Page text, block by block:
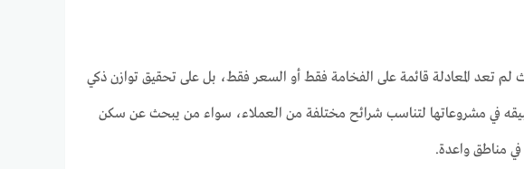
تعد المعادلة قائمة على الفخامة فقط أو السعر فقط، بل على تحقيق توازن ذكي
في مشروعاتها لتناسب شرائح مختلفة من العملاء، سواء من يبحث عن سكن
مناطق واعدة.